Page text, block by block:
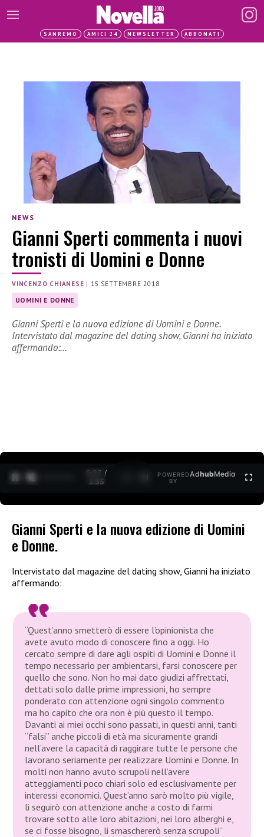
SANREMO AMICI 24 NEWSLETTER ABBONATI
NEWS
Gianni Sperti commenta i nuovi
tronisti di Uomini e Donne
VINCENZO CHIANESE | 15 SETTEMBRE 2018
UOMINI E DONNE
Gianni Sperti e la nuova edizione di Uomini e Donne.
Intervistato dal magazine del dating show, Gianni ha iniziato
affermando:…
0:27 /
3:35
POWERED
BY
AdhubMedia
Gianni Sperti e la nuova edizione di Uomini
e Donne.
Intervistato dal magazine del dating show, Gianni ha iniziato
affermando:
“Quest’anno smetterò di essere l’opinionista che
avete avuto modo di conoscere fino a oggi. Ho
cercato sempre di dare agli ospiti di Uomini e Donne il
tempo necessario per ambientarsi, farsi conoscere per
quello che sono. Non ho mai dato giudizi affrettati,
dettati solo dalle prime impressioni, ho sempre
ponderato con attenzione ogni singolo commento
ma ho capito che ora non è più questo il tempo.
Davanti ai miei occhi sono passati, in questi anni, tanti
“falsi” anche piccoli di età ma sicuramente grandi
nell’avere la capacità di raggirare tutte le persone che
lavorano seriamente per realizzare Uomini e Donne. In
molti non hanno avuto scrupoli nell’avere
atteggiamenti poco chiari solo ed esclusivamente per
interessi economici. Quest’anno sarò molto più vigile,
li seguirò con attenzione anche a costo di farmi
trovare sotto alle loro abitazioni, nei loro alberghi e,
se ci fosse bisogno, li smaschererò senza scrupoli”